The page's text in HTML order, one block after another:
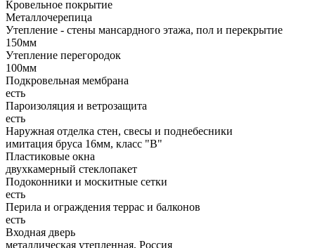
Кровельное покрытие
Металлочерепица
Утепление - стены мансардного этажа, пол и перекрытие
150мм
Утепление перегородок
100мм
Подкровельная мембрана
есть
Пароизоляция и ветрозащита
есть
Наружная отделка стен, свесы и поднебесники
имитация бруса 16мм, класс "В"
Пластиковые окна
двухкамерный стеклопакет
Подоконники и москитные сетки
есть
Перила и ограждения террас и балконов
есть
Входная дверь
металлическая утепленная, Россия